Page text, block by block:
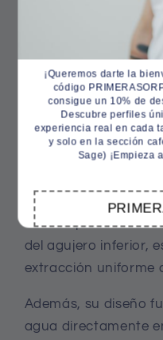
Retiro disponible en
Normalmente está listo en
Verificar
El Cafec Tritan
distingue por su
para preparar una
Con una estructura
altura óptima de las
del agujero inferior,
extracción uniforme
Además, su diseño
agua directamente
10% de
¡Queremos darte la
código
consigue un 10% de
Descubre perfiles
experiencia real en cada
y solo en la sección
Sage) ¡Empieza
GASTATE